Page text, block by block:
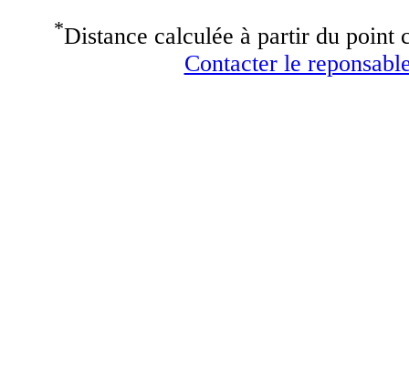
*Distance calculée à partir du point
Contacter le